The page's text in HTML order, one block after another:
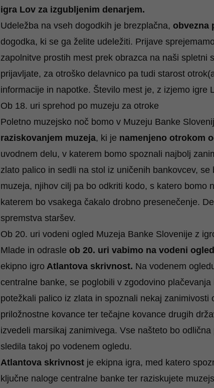
igra Lov za izgubljenim denarjem.
Udeležba na vseh dogodkih je brezplačna, obvezna
dogodka, ki se ga želite udeležiti. Prijave sprejemamo
zapolnitve prostih mest prek obrazcana naši spletni
prijavljate, za otroško delavnico pa tudi starost
informacije in napotke. Število mest je, z izjemo igre
Ob 18. uri sprehod po muzeju za otroke
Poletno muzejsko noč bomo v Muzeju Banke
raziskovanjem muzeja, ki je namenjeno otrokom
uvodnem delu, v katerem bomo spoznali najbolj
zlato palico in sedli na stol iz uničenih bankovcev,
muzeja, njihov cilj pa bo odkriti kodo, s katero bomo
katerem bo vsakega čakalo drobno presenečenje.
spremstva staršev.
Ob 20. uri vodeni ogled Muzeja Banke Slovenije z
Mlade in odrasle ob 20. uri vabimo na vodeni
ekipno igro Atlantova skrivnost. Na vodenem
centralne banke, se poglobili v zgodovino
potežkali palico iz zlata in spoznali nekaj
priložnostne kovance ter tečajne kovance drugih
izvedeli marsikaj zanimivega. Vse našteto bo
sledila takoj po vodenem ogledu.
Atlantova skrivnostje ekipna igra, med katero
ključne naloge centralne banke ter raziskujete